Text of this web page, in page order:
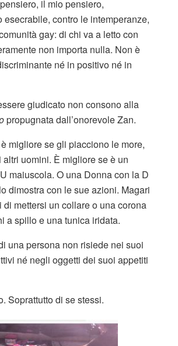
il mio pensiero,
contro le intemperanze,
gay: di chi va a letto con
non importa nulla. Non è
né in positivo né in
giudicato non consono alla
propugnata dall’onorevole Zan.
migliore se gli piacciono le more,
uomini. È migliore se è un
maiuscola. O una Donna con la D
dimostra con le sue azioni. Magari
di mettersi un collare o una corona
a spillo e una tunica iridata.
una persona non risiede nei suoi
né negli oggetti dei suoi appetiti
Soprattutto di se stessi.